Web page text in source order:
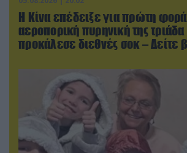
Η Κίνα επέδειξε για πρώτη
αεροπορική πυρηνική της τριάδα
προκάλεσε διεθνές σοκ – Δείτε